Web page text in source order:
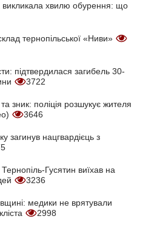
хвилю обурення: що
тернопільської «Ниви»
підтвердилася загибель 30-
3722
зник: поліція розшукує жителя
3646
загинув нацгвардієць з
Гусятин виїхав на
3236
медики не врятували
2998